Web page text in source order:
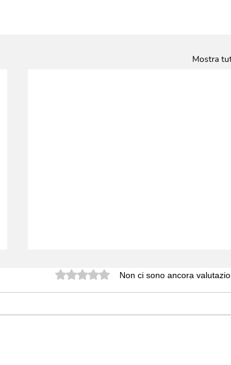
Mostra
Valutazione 0 stelle su 5.Non ci sono ancora